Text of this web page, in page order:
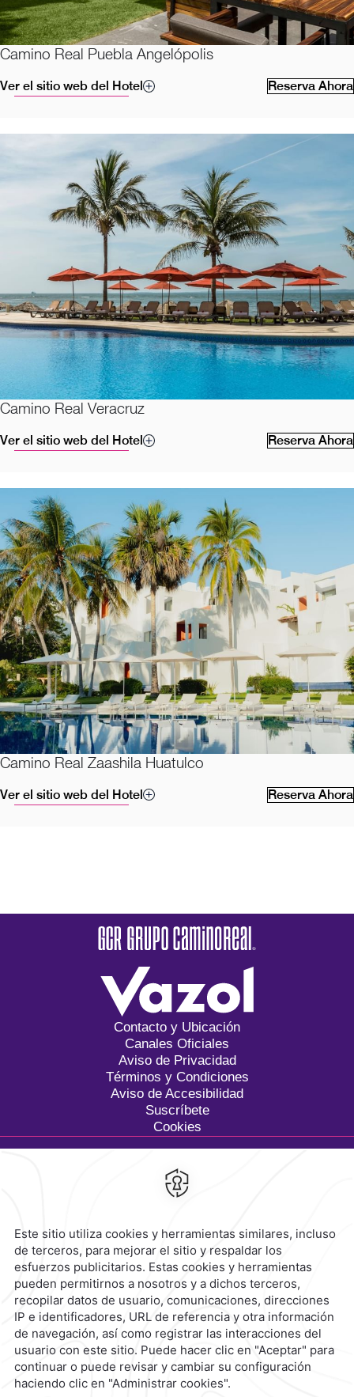
Camino Real Puebla Angelópolis
Ver el sitio web del Hotel Reserva Ahora
Camino Real Veracruz
Ver el sitio web del Hotel Reserva Ahora
Camino Real Zaashila Huatulco
Ver el sitio web del Hotel Reserva Ahora
Contacto y Ubicación
Canales Oficiales
Aviso de Privacidad
Términos y Condiciones
Aviso de Accesibilidad
Suscríbete
Cookies
Calzada General Mariano
Escobedo 700,Anzures,
Reservaciones|800 901 2300
contacto@caminoreal.com
reservaciones@caminoreal.com